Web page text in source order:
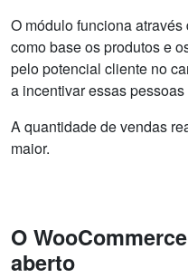
O módulo funciona
como base os produtos e
pelo potencial cliente no
a incentivar essas
A quantidade de vendas
maior.
O
aberto